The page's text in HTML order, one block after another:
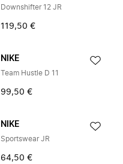
Downshifter 12 JR
119,50 €
NIKE
Team Hustle D 11
99,50 €
NIKE
Sportswear JR
64,50 €